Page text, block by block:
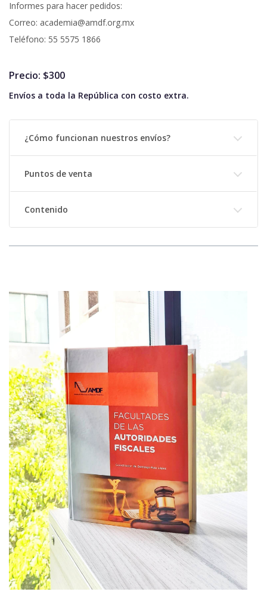
Informes para hacer pedidos:
Correo: academia@amdf.org.mx
Teléfono: 55 5575 1866
Precio: $300
Envíos a toda la República con costo extra.
¿Cómo funcionan nuestros envíos?
Puntos de venta
Contenido